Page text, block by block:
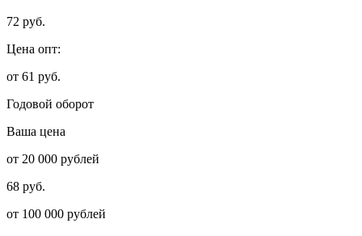
72 руб.
Цена опт:
от 61 руб.
Годовой оборот
Ваша цена
от 20 000 рублей
68 руб.
от 100 000 рублей